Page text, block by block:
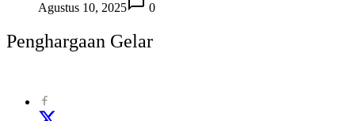
Agustus 10, 2025
0
Penghargaan Gelar